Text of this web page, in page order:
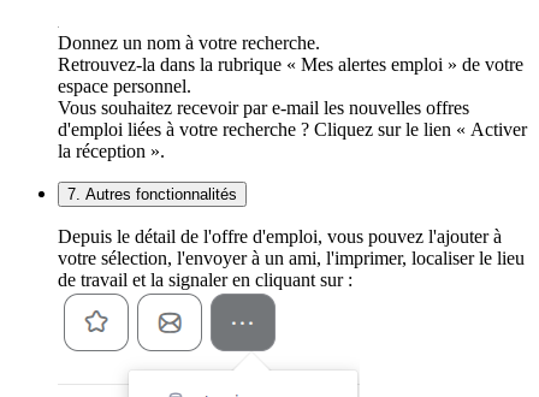
Donnez un nom à votre recherche.
Retrouvez-la dans la rubrique « Mes alertes emploi » de votre
espace personnel.
Vous souhaitez recevoir par e-mail les nouvelles offres
d'emploi liées à votre recherche ? Cliquez sur le lien « Activer
la réception ».
7. Autres fonctionnalités
Depuis le détail de l'offre d'emploi, vous pouvez l'ajouter à
votre sélection, l'envoyer à un ami, l'imprimer, localiser le lieu
de travail et la signaler en cliquant sur :